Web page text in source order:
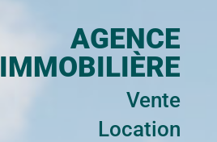
AGENCE
IMMOBILIÈRE
Vente
Location